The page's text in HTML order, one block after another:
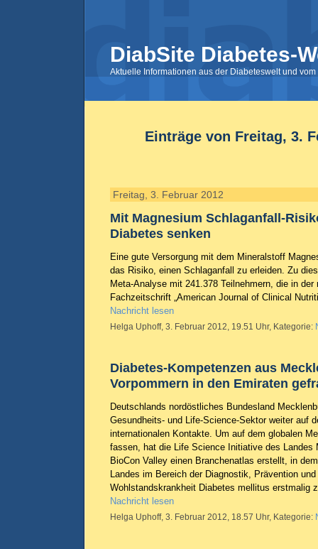
DiabSite Diabetes-
Aktuelle Informationen aus der Diabeteswelt und
Einträge von Freitag, 3.
Freitag, 3. Februar 2012
Mit Magnesium Schlaganfall-
Diabetes senken
Eine gute Versorgung mit dem Mineralstoff
das Risiko, einen Schlaganfall zu erleiden. Zu
Meta-Analyse mit 241.378 Teilnehmern, die in der
Fachzeitschrift „American Journal of Clinical
Nachricht lesen
Helga Uphoff, 3. Februar 2012, 19.51 Uhr, Kategorie:
Diabetes-Kompetenzen aus
Vorpommern in den Emiraten
Deutschlands nordöstliches Bundesland
Gesundheits- und Life-Science-Sektor weiter auf
internationalen Kontakte. Um auf dem globalen
fassen, hat die Life Science Initiative des Landes
BioCon Valley einen Branchenatlas erstellt, in
Landes im Bereich der Diagnostik, Prävention
Wohlstandskrankheit Diabetes mellitus erstmalig
Nachricht lesen
Helga Uphoff, 3. Februar 2012, 18.57 Uhr, Kategorie: